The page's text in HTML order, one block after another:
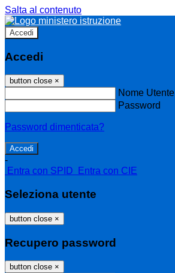
Salta al contenuto
Accedi
Accedi
button close ×
Nome Utente
Password
Password dimenticata?
-
Entra con SPID
Entra con CIE
Seleziona utente
button close ×
Recupero password
button close ×